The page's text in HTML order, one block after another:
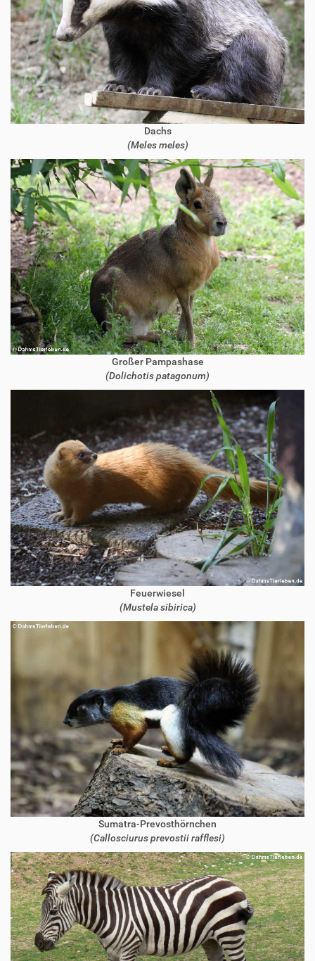
Dachs
(Meles meles)
Großer Pampashase
(Dolichotis patagonum)
Feuerwiesel
(Mustela sibirica)
Sumatra-Prevosthörnchen
(Callosciurus prevostii rafflesi)